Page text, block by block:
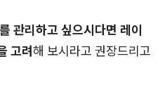
관리하고 싶으시다면 레이
고려해 보시라고 권장드리고